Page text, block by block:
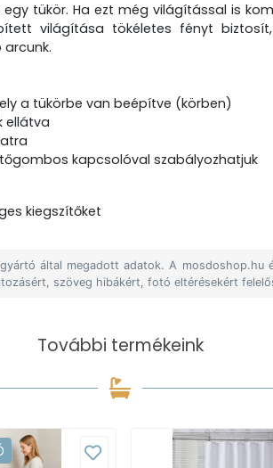
tükör. Ha ezt még világítással is
világítása tökéletes fényt
a tükörbe van beépítve (körben)
ellátva
kapcsolóval szabályozhatjuk
kiegszítőket
által megadott adatok. A mosdoshop.hu
szöveg hibákért, fotó eltérésekért
További termékeink